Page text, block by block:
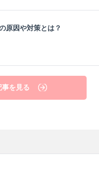
原因や対策とは？
事を見る